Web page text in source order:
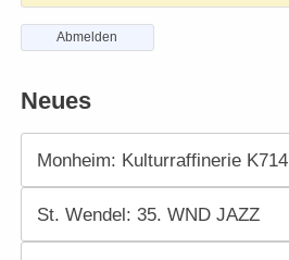
Abmelden
Neues
Monheim: Kulturraffinerie K714
St. Wendel: 35. WND JAZZ